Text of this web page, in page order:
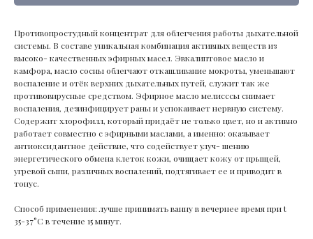
Противопростудный концентрат для облегчения работы дыхательной
системы. В составе уникальная комбинация активных веществ из
высоко- качественных эфирных масел. Эвкалиптовое масло и
камфора, масло сосны облегчают откашливание мокроты, уменьшают
воспаление и отёк верхних дыхательных путей, служит так же
противовирусные средством. Эфирное масло мелисссы снимает
воспаления, дезинфицирует раны и успокаивает нервную систему.
Содержит хлорофилл, который придаёт не только цвет, но и активно
работает совместно с эфирными маслами, а именно: оказывает
антиоксидантное действие, что содействует улуч- шению
энергетического обмена клеток кожи, очищает кожу от прыщей,
угревой сыпи, различных воспалений, подтягивает ее и приводит в
тонус.
Способ применения: лучше принимать ванну в вечернее время при t
35-37°C в течение 15 минут.